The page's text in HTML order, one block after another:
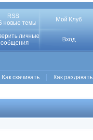
RSS
новые темы
Мой Клуб
личные
Вход
Как скачивать Как раздавать